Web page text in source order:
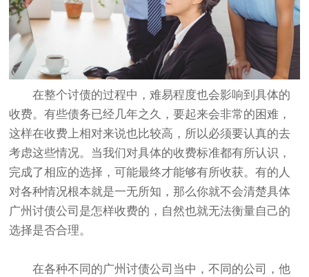
在整个讨债的过程中，难易程度也会影响到具体的
收费。有些债务已经几年之久，要起来会非常的困难，
这样在收费上相对来说也比较高，所以必须要认真的去
考虑这些情况。当我们对具体的收费标准都有所认识，
完成了相应的选择，可能最终才能够有所收获。有的人
对各种情况根本就是一无所知，那么你就不会清楚具体
广州讨债公司是怎样收费的，自然也就无法衡量自己的
选择是否合理。
在各种不同的广州讨债公司当中，不同的公司，他